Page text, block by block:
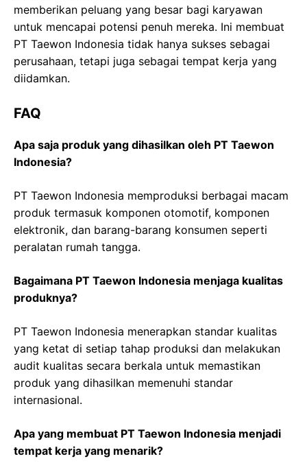
memberikan peluang yang besar bagi karyawan
untuk mencapai potensi penuh mereka. Ini membuat
PT Taewon Indonesia tidak hanya sukses sebagai
perusahaan, tetapi juga sebagai tempat kerja yang
diidamkan.
FAQ
Apa saja produk yang dihasilkan oleh PT Taewon
Indonesia?
PT Taewon Indonesia memproduksi berbagai macam
produk termasuk komponen otomotif, komponen
elektronik, dan barang-barang konsumen seperti
peralatan rumah tangga.
Bagaimana PT Taewon Indonesia menjaga kualitas
produknya?
PT Taewon Indonesia menerapkan standar kualitas
yang ketat di setiap tahap produksi dan melakukan
audit kualitas secara berkala untuk memastikan
produk yang dihasilkan memenuhi standar
internasional.
Apa yang membuat PT Taewon Indonesia menjadi
tempat kerja yang menarik?